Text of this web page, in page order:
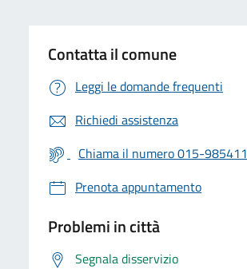
Contatta il comune
Leggi le domande frequenti
Richiedi assistenza
Chiama il numero 015-985411
Prenota appuntamento
Problemi in città
Segnala disservizio